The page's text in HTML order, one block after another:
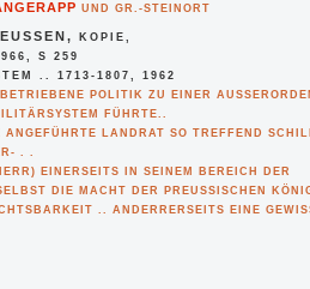
UND GR.-STEINORT
KOPIE,
S 259
.. 1713-1807, 1962
POLITIK ZU EINER
FÜHRTE..
LANDRAT SO TREFFEND
. .
EINERSEITS IN SEINEM BEREICH DER
DIE MACHT DER PREUSSISCHEN
.. ANDERRERSEITS EINE